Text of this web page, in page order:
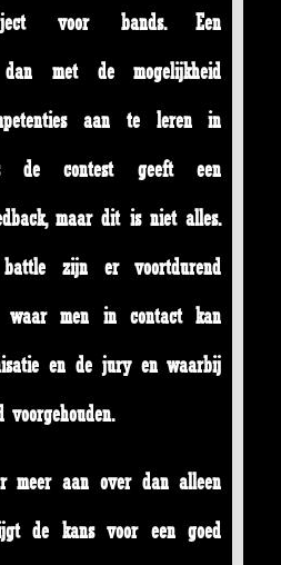
voor bands. Een
dan met de mogelijkheid
aan te leren in
de contest geeft een
maar dit is niet alles.
zijn er voortdurend
waar men in contact kan
en de jury en waarbij
meer aan over dan alleen
de kans voor een goed